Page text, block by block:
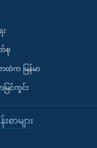
စု
ာထဲက မြန်မာ
ာမြင်ကွင်း
ာများ